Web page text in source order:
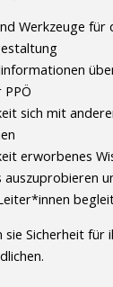
Werkzeuge für
sich mit
erworbenes
auszuprobieren
sie Sicherheit